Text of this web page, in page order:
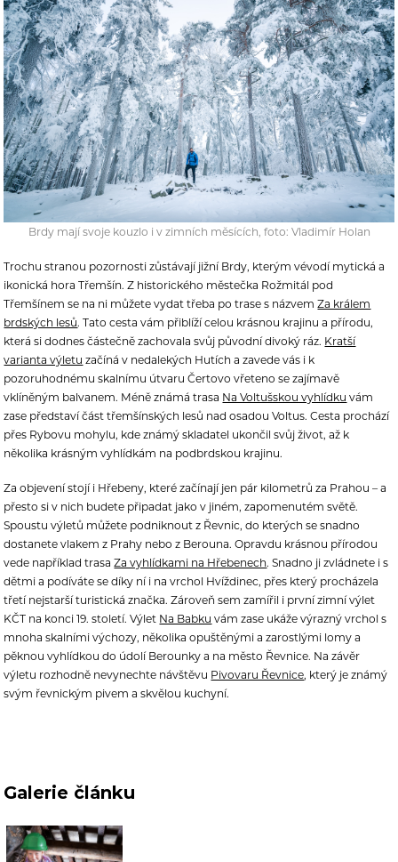
Brdy mají svoje kouzlo i v zimních měsících, foto: Vladimír Holan
Trochu stranou pozornosti zůstávají jižní Brdy, kterým vévodí mytická a
ikonická hora Třemšín. Z historického městečka Rožmitál pod
Třemšínem se na ni můžete vydat třeba po trase s názvemZa králem
brdských lesů. Tato cesta vám přiblíží celou krásnou krajinu a přírodu,
která si dodnes částečně zachovala svůj původní divoký ráz. Kratší
varianta výletu začíná v nedalekých Hutích a zavede vás i k
pozoruhodnému skalnímu útvaru Čertovo vřeteno se zajímavě
vklíněným balvanem. Méně známá trasa Na Voltušskou vyhlídku vám
zase představí část třemšínských lesů nad osadou Voltus. Cesta prochází
přes Rybovu mohylu, kde známý skladatel ukončil svůj život, až k
několika krásným vyhlídkám na podbrdskou krajinu.
Za objevení stojí i Hřebeny, které začínají jen pár kilometrů za Prahou – a
přesto si v nich budete připadat jako v jiném, zapomenutém světě.
Spoustu výletů můžete podniknout z Řevnic, do kterých se snadno
dostanete vlakem z Prahy nebo z Berouna. Opravdu krásnou přírodou
vede například trasaZa vyhlídkami na Hřebenech. Snadno ji zvládnete i s
dětmi a podíváte se díky ní i na vrchol Hvíždinec, přes který procházela
třetí nejstarší turistická značka. Zároveň sem zamířil i první zimní výlet
KČT na konci 19. století. Výlet Na Babku vám zase ukáže výrazný vrchol s
mnoha skalními výchozy, několika opuštěnými a zarostlými lomy a
pěknou vyhlídkou do údolí Berounky a na město Řevnice. Na závěr
výletu rozhodně nevynechte návštěvu Pivovaru Řevnice, který je známý
svým řevnickým pivem a skvělou kuchyní.
Galerie článku